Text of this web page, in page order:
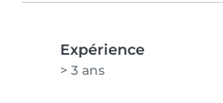
Expérience
> 3 ans